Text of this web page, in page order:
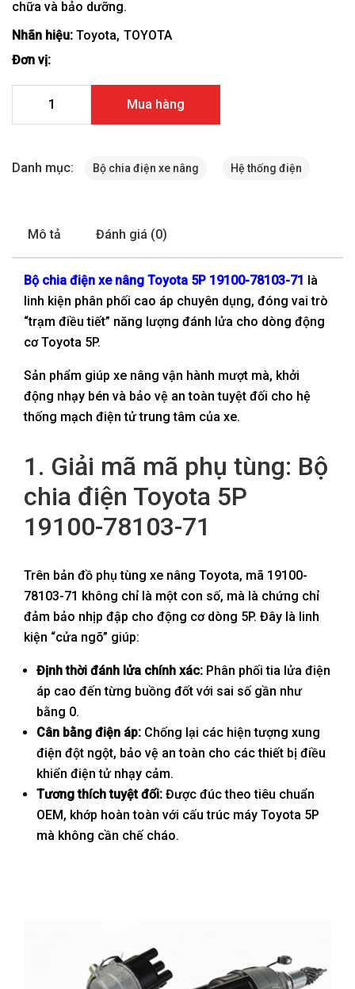
chữa và bảo dưỡng.
Nhãn hiệu: Toyota TOYOTA
Đơn vị:
Mua hàng
Danh mục: Bộ chia điện xe nâng Hệ thống điện
Mô tả Đánh giá (0)
Bộ chia điện xe nâng Toyota 5P 19100-78103-71 là
linh kiện phân phối cao áp chuyên dụng, đóng vai trò
“trạm điều tiết” năng lượng đánh lửa cho dòng động
cơ Toyota 5P.
Sản phẩm giúp xe nâng vận hành mượt mà, khởi
động nhạy bén và bảo vệ an toàn tuyệt đối cho hệ
thống mạch điện tử trung tâm của xe.
1. Giải mã mã phụ tùng: Bộ
chia điện Toyota 5P
19100-78103-71
Trên bản đồ phụ tùng xe nâng Toyota, mã 19100-
78103-71 không chỉ là một con số, mà là chứng chỉ
đảm bảo nhịp đập cho động cơ dòng 5P. Đây là linh
kiện “cửa ngõ” giúp:
Định thời đánh lửa chính xác: Phân phối tia lửa điện
áp cao đến từng buồng đốt với sai số gần như
bằng 0.
Cân bằng điện áp: Chống lại các hiện tượng xung
điện đột ngột, bảo vệ an toàn cho các thiết bị điều
khiển điện tử nhạy cảm.
Tương thích tuyệt đối: Được đúc theo tiêu chuẩn
OEM, khớp hoàn toàn với cấu trúc máy Toyota 5P
mà không cần chế cháo.